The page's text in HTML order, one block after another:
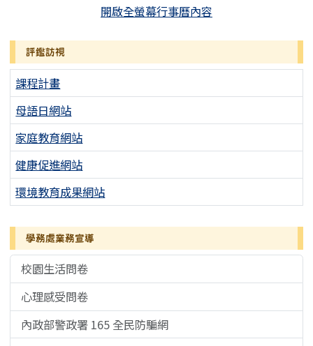
開啟全螢幕行事曆內容
評鑑訪視
課程計畫
母語日網站
家庭教育網站
健康促進網站
環境教育成果網站
學務處業務宣導
校園生活問卷
心理感受問卷
內政部警政署 165 全民防騙網